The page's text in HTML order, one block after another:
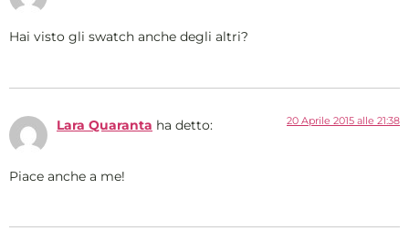
Hai visto gli swatch anche degli altri?
Lara Quaranta ha detto: 20 Aprile 2015 alle 21:38
Piace anche a me!